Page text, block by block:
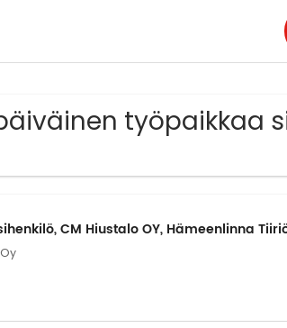
työpaikkaa
CM Hiustalo OY, Hämeenlinna